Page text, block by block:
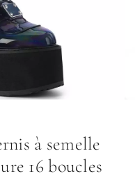
à semelle
16 boucles